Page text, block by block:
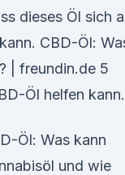
dieses Öl sich
CBD-Öl:
| freundin.de 5
Öl helfen kann.
Öl: Was kann
und wie